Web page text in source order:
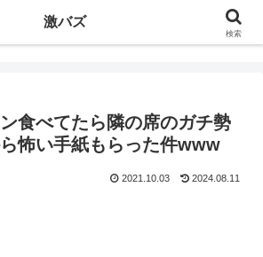
食べてたら隣の席のガチ勢
怖い手紙もらった件www
2021.10.03 2024.08.11
激バズ
検索